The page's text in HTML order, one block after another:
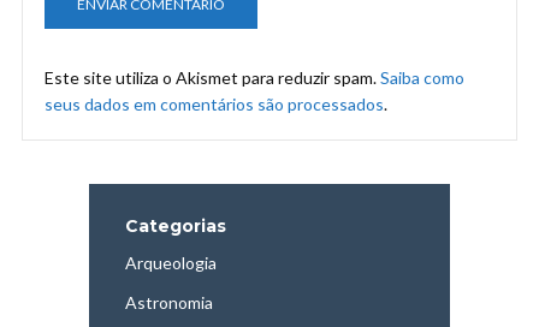
Este site utiliza o Akismet para reduzir spam.Saiba como
seus dados em comentários são processados.
Categorias
Arqueologia
Astronomia